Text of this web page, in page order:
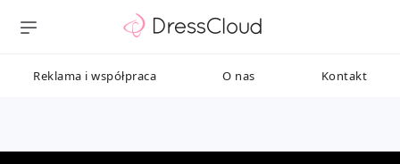
Reklama i współpraca O nas Kontakt